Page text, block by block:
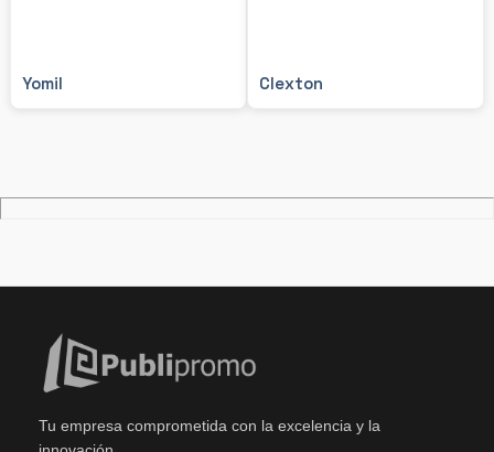
Yomil Clexton
Tu empresa comprometida con la excelencia y la